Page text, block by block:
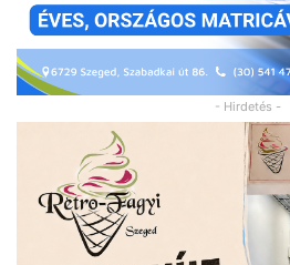
- Hirdetés -